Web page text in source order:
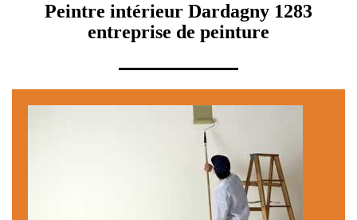
Peintre intérieur Dardagny 1283
entreprise de peinture